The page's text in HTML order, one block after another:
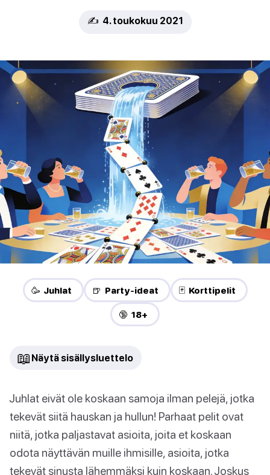
✍️ 4. toukokuu 2021
🥳 Juhlat 🍺 Party-ideat 🃏 Korttipelit
🔞 18+
📖 Näytä sisällysluettelo
Juhlat eivät ole koskaan samoja ilman pelejä, jotka
tekevät siitä hauskan ja hullun! Parhaat pelit ovat
niitä, jotka paljastavat asioita, joita et koskaan
odota näyttävän muille ihmisille, asioita, jotka
tekevät sinusta lähemmäksi kuin koskaan. Joskus